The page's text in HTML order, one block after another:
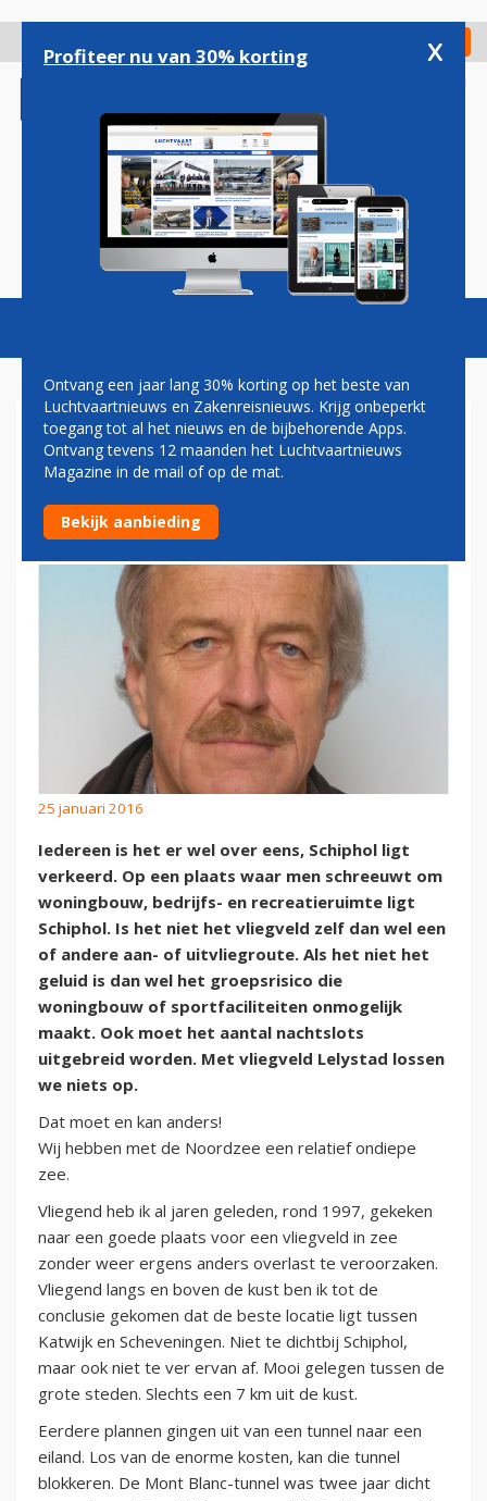
gaan
Check in
Magazine Podcasts Vacatures
PAUL GROVE:
SCHIPHOLKATWIJK, EEN
VLIEGVELD IN ZEE
25 januari 2016
Iedereen is het er wel over eens, Schiphol ligt
verkeerd. Op een plaats waar men schreeuwt om
woningbouw, bedrijfs- en recreatieruimte ligt
Schiphol. Is het niet het vliegveld zelf dan wel een
of andere aan- of uitvliegroute. Als het niet het
geluid is dan wel het groepsrisico die
woningbouw of sportfaciliteiten onmogelijk
maakt. Ook moet het aantal nachtslots
uitgebreid worden. Met vliegveld Lelystad lossen
we niets op.
Dat moet en kan anders!
Wij hebben met de Noordzee een relatief ondiepe
zee.
Vliegend heb ik al jaren geleden, rond 1997, gekeken
naar een goede plaats voor een vliegveld in zee
zonder weer ergens anders overlast te veroorzaken.
Vliegend langs en boven de kust ben ik tot de
conclusie gekomen dat de beste locatie ligt tussen
Katwijk en Scheveningen. Niet te dichtbij Schiphol,
maar ook niet te ver ervan af. Mooi gelegen tussen de
grote steden. Slechts een 7 km uit de kust.
Eerdere plannen gingen uit van een tunnel naar een
eiland. Los van de enorme kosten, kan die tunnel
blokkeren. De Mont Blanc-tunnel was twee jaar dicht
Profiteer nu van 30% korting x
Ontvang een jaar lang 30% korting op het beste van
Luchtvaartnieuws en Zakenreisnieuws. Krijg onbeperkt
toegang tot al het nieuws en de bijbehorende Apps.
Ontvang tevens 12 maanden het Luchtvaartnieuws
Magazine in de mail of op de mat.
Bekijk aanbieding